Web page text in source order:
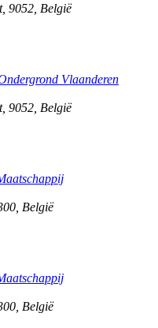
, 9052 België
Vlaanderen
, 9052 België
België
België